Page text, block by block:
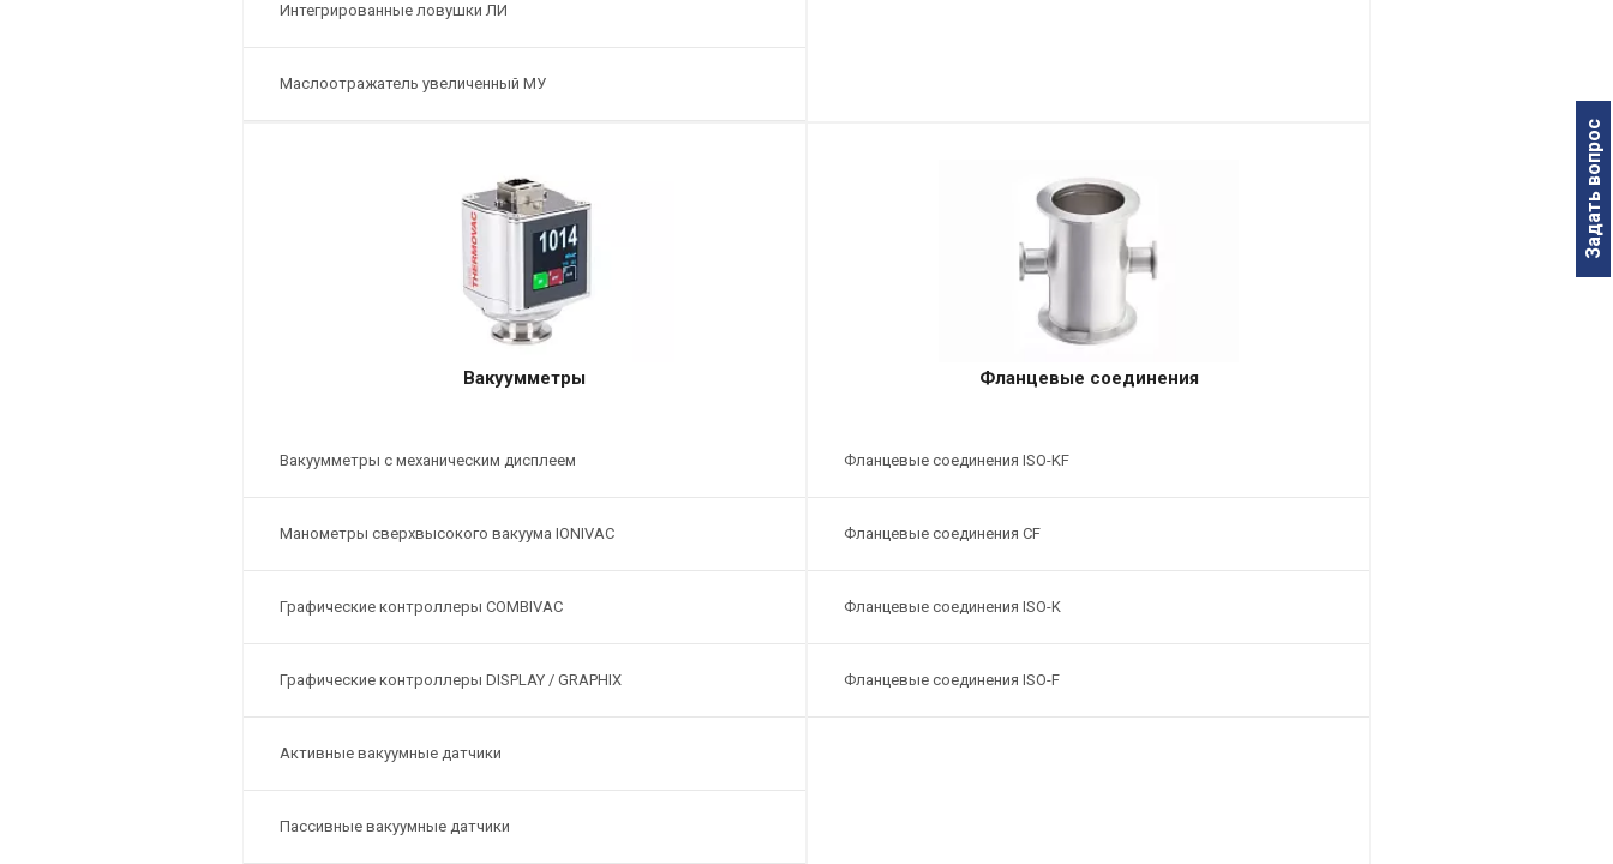
Задать вопрос
Интегрированные ловушки ЛИ
Маслоотражатель увеличенный МУ
Вакуумметры
Вакуумметры с механическим дисплеем
Манометры сверхвысокого вакуума IONIVAC
Графические контроллеры COMBIVAC
Графические контроллеры DISPLAY / GRAPHIX
Активные вакуумные датчики
Пассивные вакуумные датчики
Фланцевые соединения
Фланцевые соединения ISO-KF
Фланцевые соединения CF
Фланцевые соединения ISO-K
Фланцевые соединения ISO-F